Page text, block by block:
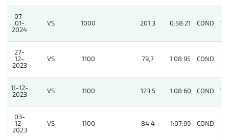
07-
01-
2024
VS 1000 201,3 0:58:21 COND. 15
27-
12-
2023
VS 1100 79,7 1:08:95 COND.
11-12-
2023
VS 1100 123,5 1:08:60 COND. 10
03-
12-
2023
VS 1100 84,4 1:07:99 COND.